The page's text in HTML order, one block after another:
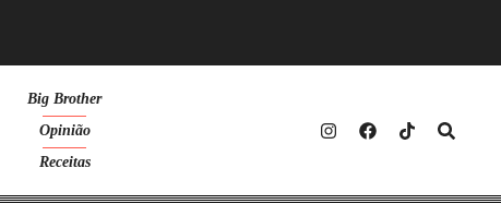
Big Brother
Opinião
Receitas